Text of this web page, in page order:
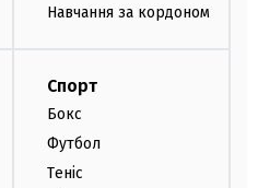
Навчання за кордоном
Спорт
Бокс
Футбол
Теніс